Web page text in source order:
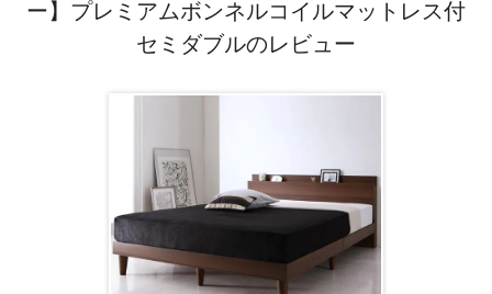
ー】プレミアムボンネルコイルマットレス付
セミダブルのレビュー